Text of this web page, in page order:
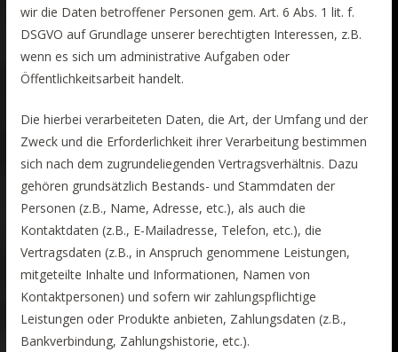
wir die Daten betroffener Personen gem. Art. 6 Abs. 1 lit. f.
DSGVO auf Grundlage unserer berechtigten Interessen, z.B.
wenn es sich um administrative Aufgaben oder
Öffentlichkeitsarbeit handelt.
Die hierbei verarbeiteten Daten, die Art, der Umfang und der
Zweck und die Erforderlichkeit ihrer Verarbeitung bestimmen
sich nach dem zugrundeliegenden Vertragsverhältnis. Dazu
gehören grundsätzlich Bestands- und Stammdaten der
Personen (z.B., Name, Adresse, etc.), als auch die
Kontaktdaten (z.B., E-Mailadresse, Telefon, etc.), die
Vertragsdaten (z.B., in Anspruch genommene Leistungen,
mitgeteilte Inhalte und Informationen, Namen von
Kontaktpersonen) und sofern wir zahlungspflichtige
Leistungen oder Produkte anbieten, Zahlungsdaten (z.B.,
Bankverbindung, Zahlungshistorie, etc.).